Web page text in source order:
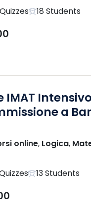
18 Students
a
online, Logica,
13 Students